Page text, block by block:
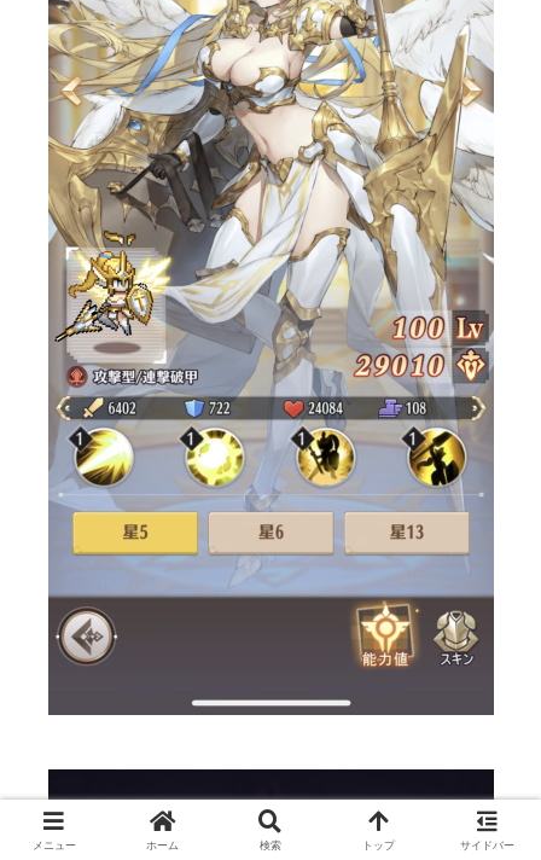
メニュー ホーム 検索 トップ サイドバー